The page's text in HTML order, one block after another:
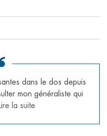
dans le dos depuis
mon généraliste qui
Lire la suite